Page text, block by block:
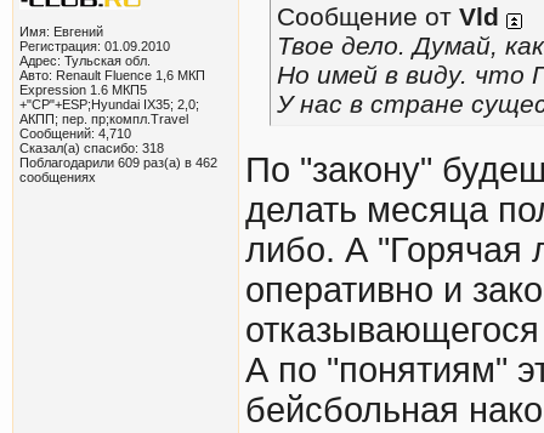
Имя: Евгений
Регистрация: 01.09.2010
Адрес: Тульская обл.
Авто: Renault Fluence 1,6 МКП
Expression 1.6 МКП5
+"СР"+ESP;Hyundai IX35; 2,0;
АКПП; пер. пр;компл.Travel
Сообщений: 4,710
Сказал(а) спасибо: 318
Поблагодарили 609 раз(а) в 462
сообщениях
Сообщение от Vld
Твое дело. Думай,
Но имей в виду. что
У нас в стране
По "закону"
делать месяца
либо. А "Горячая
оперативно и
А по "понятиям"
бейсбольная